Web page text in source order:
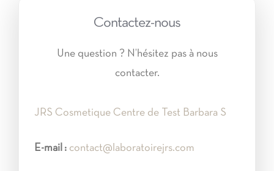
Contactez-nous
Une question ? N’hésitez pas à nous
contacter.
JRS Cosmetique Centre de Test Barbara S
E-mail : contact@laboratoirejrs.com